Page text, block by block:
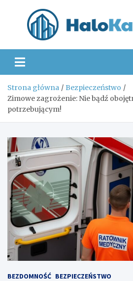
Strona główna
Bezpieczeństwo
Zimowe zagrożenie: Nie bądź
potrzebującym!
BEZDOMNOŚĆ BEZPIECZEŃSTWO